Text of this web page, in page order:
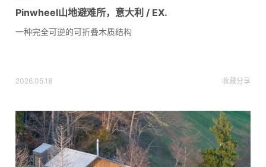
Pinwheel山地避难所，意大利 / EX.
一种完全可逆的可折叠木质结构
2026.05.18 收藏分享